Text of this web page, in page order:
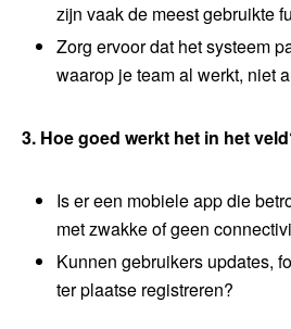
zijn vaak de meest gebruikte
Zorg ervoor dat het systeem
waarop je team al werkt, niet
3. Hoe goed werkt het in het
Is er een mobiele app die
met zwakke of geen
Kunnen gebruikers updates,
ter plaatse registreren?